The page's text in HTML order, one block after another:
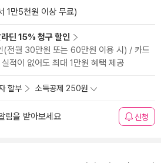
1만5천원 이상 무료)
딘 15% 청구 할인
(전월 30만원 또는 60만원 이용 시) / 카드
적이 없어도 최대 1만원 혜택 제공
할부 소득공제 250원
림을 받아보세요 신청